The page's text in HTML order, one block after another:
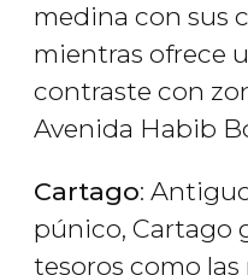
medina con sus
mientras ofrece
contraste con
Avenida Habib
Cartago:
púnico, Cartago
tesoros como las